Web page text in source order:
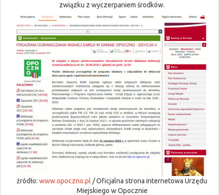
związku z wyczerpaniem środków.
źródło: www.opoczno.pl / Oficjalna strona internetowa Urzędu
Miejskiego w Opocznie